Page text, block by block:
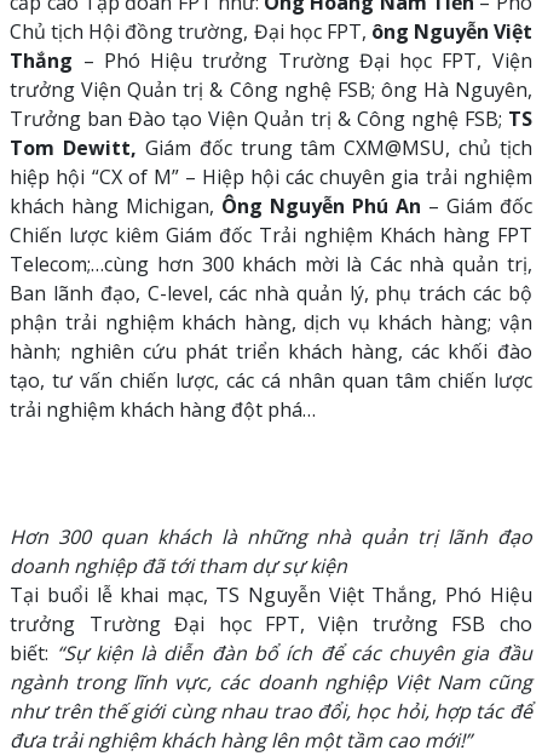
Chủ tịch Hội đồng trường, Đại học FPT, ông Nguyễn Việt
Thắng – Phó Hiệu trưởng Trường Đại học FPT, Viện
trưởng Viện Quản trị & Công nghệ FSB; ông Hà Nguyên,
Trưởng ban Đào tạo Viện Quản trị & Công nghệ FSB; TS
Tom Dewitt, Giám đốc trung tâm CXM@MSU, chủ tịch
hiệp hội “CX of M” – Hiệp hội các chuyên gia trải nghiệm
khách hàng Michigan, Ông Nguyễn Phú An – Giám đốc
Chiến lược kiêm Giám đốc Trải nghiệm Khách hàng FPT
Telecom;…cùng hơn 300 khách mời là Các nhà quản trị,
Ban lãnh đạo, C-level, các nhà quản lý, phụ trách các bộ
phận trải nghiệm khách hàng, dịch vụ khách hàng; vận
hành; nghiên cứu phát triển khách hàng, các khối đào
tạo, tư vấn chiến lược, các cá nhân quan tâm chiến lược
trải nghiệm khách hàng đột phá…
Hơn 300 quan khách là những nhà quản trị lãnh đạo
doanh nghiệp đã tới tham dự sự kiện
Tại buổi lễ khai mạc, TS Nguyễn Việt Thắng, Phó Hiệu
trưởng Trường Đại học FPT, Viện trưởng FSB cho
biết: “Sự kiện là diễn đàn bổ ích để các chuyên gia đầu
ngành trong lĩnh vực, các doanh nghiệp Việt Nam cũng
như trên thế giới cùng nhau trao đổi, học hỏi, hợp tác để
đưa trải nghiệm khách hàng lên một tầm cao mới!”